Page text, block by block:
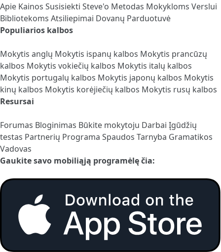
Apie Kainos Susisiekti Steve'o Metodas Mokykloms Verslui
Bibliotekoms Atsiliepimai Dovanų Parduotuvė
Populiarios kalbos
Mokytis anglų Mokytis ispanų kalbos Mokytis prancūzų
kalbos Mokytis vokiečių kalbos Mokytis italų kalbos
Mokytis portugalų kalbos Mokytis japonų kalbos Mokytis
kinų kalbos Mokytis korėjiečių kalbos Mokytis rusų kalbos
Resursai
Forumas Bloginimas Būkite mokytoju Darbai Įgūdžių
testas Partnerių Programa Spaudos Tarnyba Gramatikos
Vadovas
Gaukite savo mobiliąją programėlę čia: